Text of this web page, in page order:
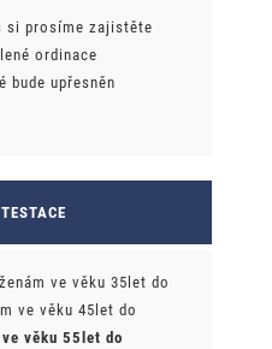
si prosíme zajistěte
ordinace
bude upřesněn
ve věku 35let do
ve věku 45let do
věku 55let do